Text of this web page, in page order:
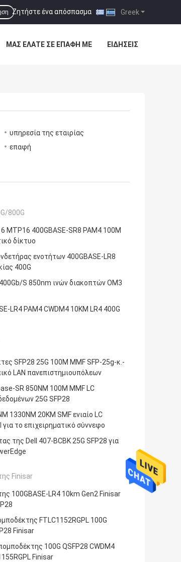
Greek
Ζητήστε ένα απόσπασμα |
ΜΑΣ ΕΛΆΤΕ ΣΕ ΕΠΑΦΉ ΜΕ ΕΙΔΉΣΕΙΣ
υπηρεσία της εταιρίας
επαφή
800G
MTP16 400GBASE-SR8 PAM4 100M
δίκτυο
ενοτήτων 400GBASE-LR8
400G
S 850nm ινών διακοπτών OM3
LR4 PAM4 CWDM4 10KM LR4 400G
SFP28 25G 100M MMF SFP-25g-κ.-
LAN πανεπιστημιουπόλεων
SR 850NM 100M MMF LC
25G SFP28
1330NM 20KM SMF ενιαίο LC
για το επιχειρηματικό σύννεφο
της Dell 407-BCBK 25G SFP28 για
Finisar
100GBASE-LR4 10km Gen2 Finisar
FTLC1152RGPL 100G
Finisar
100G QSFP28 CWDM4
Finisar